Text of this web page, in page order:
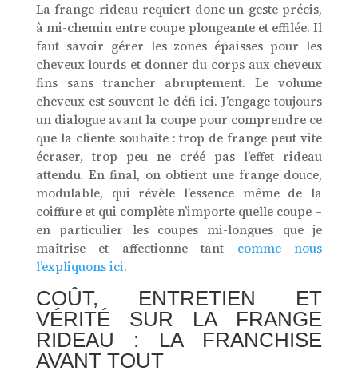
La frange rideau requiert donc un geste précis,
à mi-chemin entre coupe plongeante et effilée. Il
faut savoir gérer les zones épaisses pour les
cheveux lourds et donner du corps aux cheveux
fins sans trancher abruptement. Le volume
cheveux est souvent le défi ici. J’engage toujours
un dialogue avant la coupe pour comprendre ce
que la cliente souhaite : trop de frange peut vite
écraser, trop peu ne créé pas l’effet rideau
attendu. En final, on obtient une frange douce,
modulable, qui révèle l’essence même de la
coiffure et qui complète n’importe quelle coupe –
en particulier les coupes mi-longues que je
maîtrise et affectionne tant comme nous
l’expliquons ici.
COÛT, ENTRETIEN ET
VÉRITÉ SUR LA FRANGE
RIDEAU : LA FRANCHISE
AVANT TOUT